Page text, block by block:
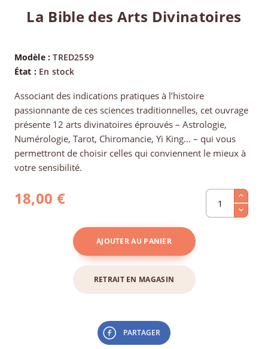
La Bible des Arts Divinatoires
Modèle :TRED2559
État : En stock
Associant des indications pratiques à l’histoire
passionnante de ces sciences traditionnelles, cet ouvrage
présente 12 arts divinatoires éprouvés – Astrologie,
Numérologie, Tarot, Chiromancie, Yi King… – qui vous
permettront de choisir celles qui conviennent le mieux à
votre sensibilité.
18,00 €
AJOUTER AU PANIER
RETRAIT EN MAGASIN
PARTAGER